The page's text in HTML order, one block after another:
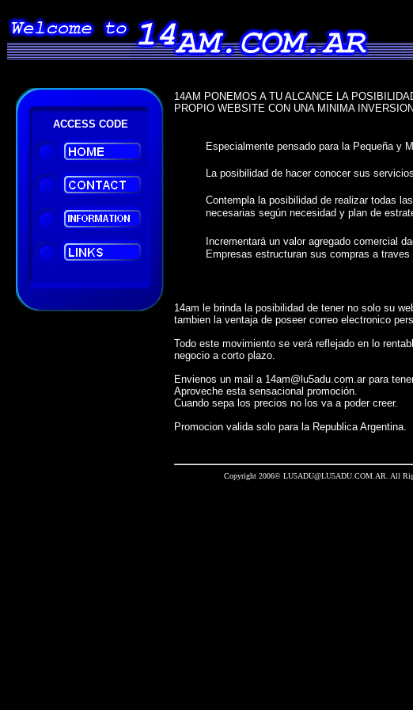
14AM PONEMOS A TU ALCANCE LA
PROPIO WEBSITE CON UNA MINIMA
Especialmente pensado para la Pequeña y
La posibilidad de hacer conocer sus
Contempla la posibilidad de realizar todas
necesarias según necesidad y plan de
Incrementará un valor agregado comercial
Empresas estructuran sus compras a
14am le brinda la posibilidad de tener no solo su
tambien la ventaja de poseer correo electronico
Todo este movimiento se verá reflejado en lo
negocio a corto plazo.
Envienos un mail a 14am@lu5adu.com.ar para
Aproveche esta sensacional promoción.
Cuando sepa los precios no los va a poder creer.
Promocion valida solo para la Republica Argentina.
Copyright 2006© LU5ADU@LU5ADU.COM.AR. All
ACCESS CODE